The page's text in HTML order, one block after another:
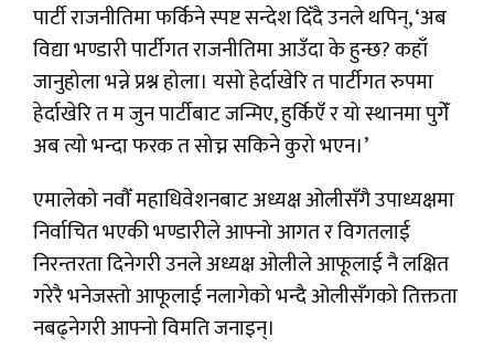
पार्टी राजनीतिमा फर्किने स्पष्ट सन्देश दिँदै उनले थपिन्, ‘अब
विद्या भण्डारी पार्टीगत राजनीतिमा आउँदा के हुन्छ? कहाँ
जानुहोला भन्ने प्रश्न होला। यसो हेर्दाखेरि त पार्टीगत रुपमा
हेर्दाखेरि त म जुन पार्टीबाट जन्मिए, हुर्किएँ र यो स्थानमा पुगेँ
अब त्यो भन्दा फरक त सोच्न सकिने कुरो भएन।’
एमालेको नवौँ महाधिवेशनबाट अध्यक्ष ओलीसँगै उपाध्यक्षमा
निर्वाचित भएकी भण्डारीले आफ्नो आगत र विगतलाई
निरन्तरता दिनेगरी उनले अध्यक्ष ओलीले आफूलाई नै लक्षित
गरेरै भनेजस्तो आफूलाई नलागेको भन्दै ओलीसँगको तिक्तता
नबढ्नेगरी आफ्नो विमति जनाइन्।